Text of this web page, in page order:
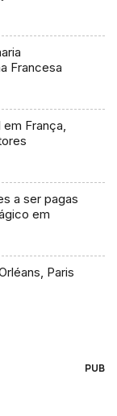
Francesa
França,
a ser pagas
em
Paris
PUB